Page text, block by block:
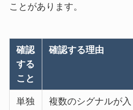
ことがあります。
確認
する
こと
確認する理由
単独
複数のシグナルが入